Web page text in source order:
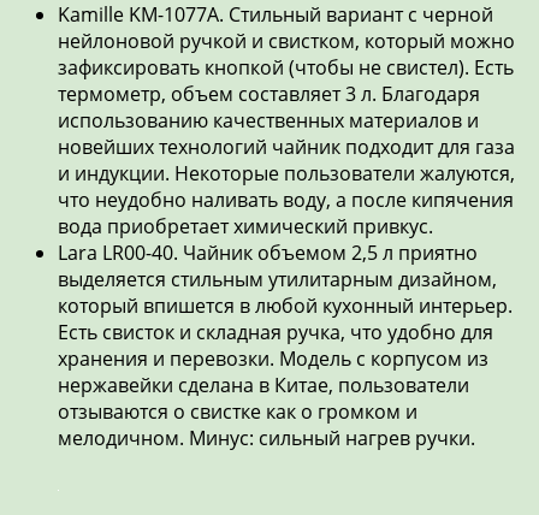
Kamille KM-1077A. Стильный вариант с черной
нейлоновой ручкой и свистком, который можно
зафиксировать кнопкой (чтобы не свистел). Есть
термометр, объем составляет 3 л. Благодаря
использованию качественных материалов и
новейших технологий чайник подходит для газа
и индукции. Некоторые пользователи жалуются,
что неудобно наливать воду, а после кипячения
вода приобретает химический привкус.
Lara LR00-40. Чайник объемом 2,5 л приятно
выделяется стильным утилитарным дизайном,
который впишется в любой кухонный интерьер.
Есть свисток и складная ручка, что удобно для
хранения и перевозки. Модель с корпусом из
нержавейки сделана в Китае, пользователи
отзываются о свистке как о громком и
мелодичном. Минус: сильный нагрев ручки.